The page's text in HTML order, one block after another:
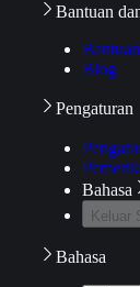
Bantuan
Bantuan
Blog
Pengaturan
Bahasa
Keluar
Bahasa